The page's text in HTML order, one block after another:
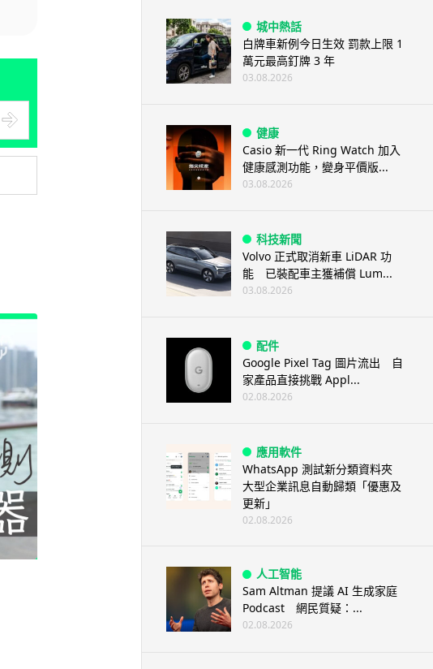
城中熱話
白牌車新例今日生效 罰款上限 1
萬元最高釘牌 3 年
03.08.2026
健康
Casio 新一代 Ring Watch 加入
健康感測功能，變身平價版...
03.08.2026
科技新聞
Volvo 正式取消新車 LiDAR 功
能 已裝配車主獲補償 Lum...
03.08.2026
配件
Google Pixel Tag 圖片流出 自
家產品直接挑戰 Appl...
02.08.2026
應用軟件
WhatsApp 測試新分類資料夾
大型企業訊息自動歸類「優惠及
更新」
02.08.2026
人工智能
Sam Altman 提議 AI 生成家庭
Podcast 網民質疑：...
02.08.2026